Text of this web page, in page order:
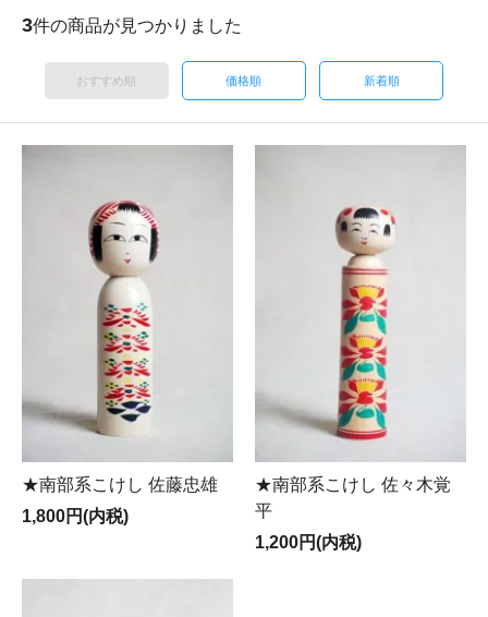
3件の商品が見つかりました
おすすめ順 価格順 新着順
★南部系こけし 佐藤忠雄
1,800円(内税)
★南部系こけし 佐々木覚
平
1,200円(内税)